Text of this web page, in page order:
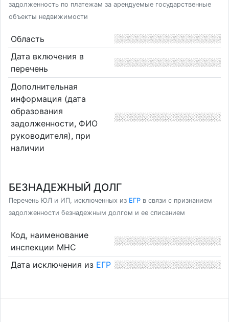
задолженность по платежам за арендуемые государственные
объекты недвижимости
Область
Дата включения в
перечень
Дополнительная
информация (дата
образования
задолженности, ФИО
руководителя), при
наличии
БЕЗНАДЕЖНЫЙ ДОЛГ
Перечень ЮЛ и ИП, исключенных из ЕГР в связи с признанием
задолженности безнадежным долгом и ее списанием
Код, наименование
инспекции МНС
Дата исключения из ЕГР